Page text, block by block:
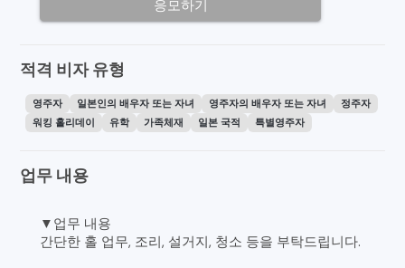
응모하기
적격 비자 유형
영주자 일본인의 배우자 또는 자녀 영주자의 배우자 또는 자녀
정주자
워킹 홀리데이
유학 가족체재 일본 국적 특별영주자
업무 내용
▼업무 내용
간단한 홀 업무, 조리, 설거지, 청소 등을 부탁드립니다.